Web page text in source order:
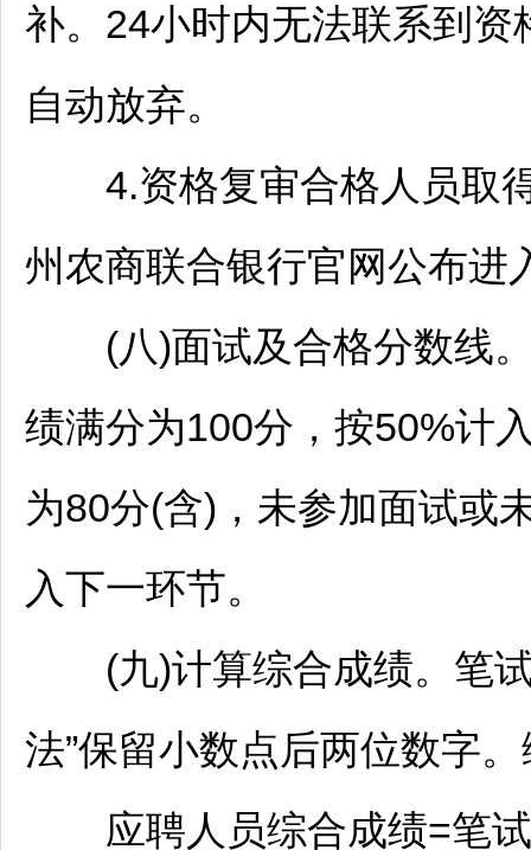
补。24小时内无法联系到
自动放弃。
4.资格复审合格人员取得
州农商联合银行官网公布进
(八)面试及合格分数线。
绩满分为100分，按50%计
为80分(含)，未参加面试或
入下一环节。
(九)计算综合成绩。笔试
法”保留小数点后两位数字
应聘人员综合成绩=笔试